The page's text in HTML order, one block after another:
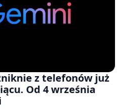
z telefonów już
Od 4 września